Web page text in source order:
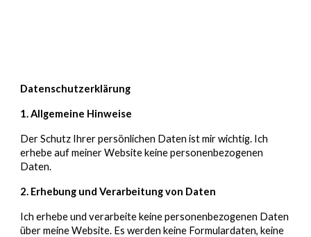
Datenschutzerklärung
1. Allgemeine Hinweise
Der Schutz Ihrer persönlichen Daten ist mir wichtig. Ich
erhebe auf meiner Website keine personenbezogenen
Daten.
2. Erhebung und Verarbeitung von Daten
Ich erhebe und verarbeite keine personenbezogenen Daten
über meine Website. Es werden keine Formulardaten, keine